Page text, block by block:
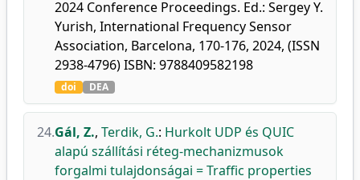
2024 Conference Proceedings. Ed.: Sergey Y.
Yurish, International Frequency Sensor
Association, Barcelona, 170-176, 2024, (ISSN
2938-4796) ISBN: 9788409582198
doi DEA
24.Gál, Z., Terdik, G.: Hurkolt UDP és QUIC
alapú szállítási réteg-mechanizmusok
forgalmi tulajdonságai = Traffic properties